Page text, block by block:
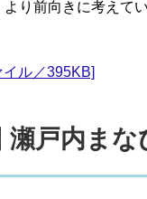
り前向きに考えて
ル／395KB]
瀬戸内まな